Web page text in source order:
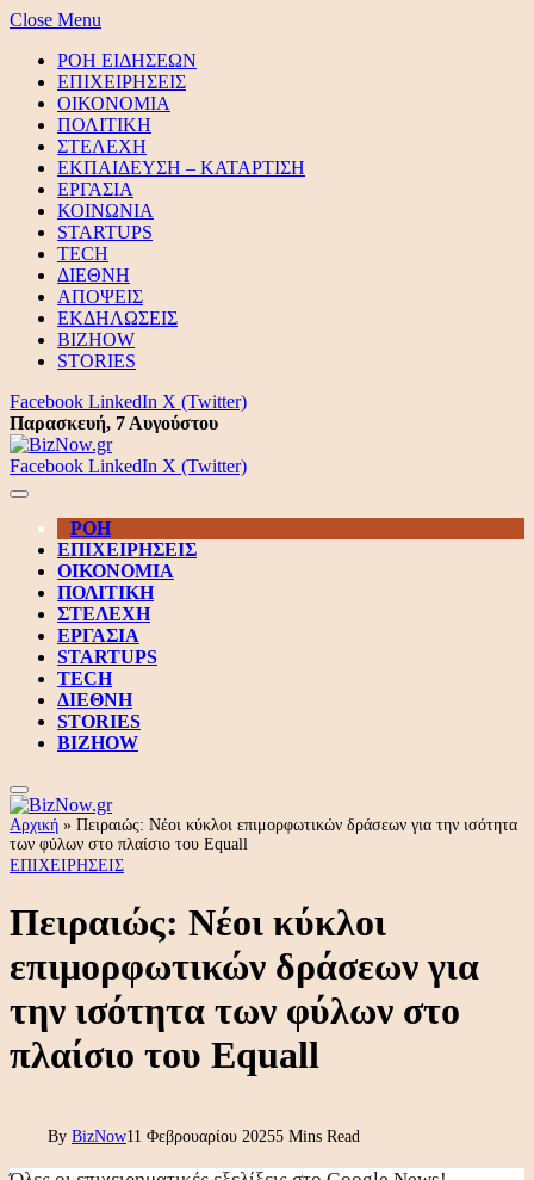
Close Menu
ΡΟΗ ΕΙΔΗΣΕΩΝ
ΕΠΙΧΕΙΡΗΣΕΙΣ
ΟΙΚΟΝΟΜΙΑ
ΠΟΛΙΤΙΚΗ
ΣΤΕΛΕΧΗ
ΕΚΠΑΙΔΕΥΣΗ – ΚΑΤΑΡΤΙΣΗ
ΕΡΓΑΣΙΑ
ΚΟΙΝΩΝΙΑ
STARTUPS
TECH
ΔΙΕΘΝΗ
ΑΠΟΨΕΙΣ
ΕΚΔΗΛΩΣΕΙΣ
BIZHOW
STORIES
Facebook LinkedIn X (Twitter)
Παρασκευή, 7 Αυγούστου
Facebook LinkedIn X (Twitter)
ΡΟΗ
ΕΠΙΧΕΙΡΗΣΕΙΣ
ΟΙΚΟΝΟΜΙΑ
ΠΟΛΙΤΙΚΗ
ΣΤΕΛΕΧΗ
ΕΡΓΑΣΙΑ
STARTUPS
TECH
ΔΙΕΘΝΗ
STORIES
BIZHOW
Αρχική » Πειραιώς: Νέοι κύκλοι επιμορφωτικών δράσεων για την ισότητα
των φύλων στο πλαίσιο του Equall
ΕΠΙΧΕΙΡΗΣΕΙΣ
Πειραιώς: Νέοι κύκλοι
επιμορφωτικών δράσεων για
την ισότητα των φύλων στο
πλαίσιο του Equall
By BizNow11 Φεβρουαρίου 20255 Mins Read